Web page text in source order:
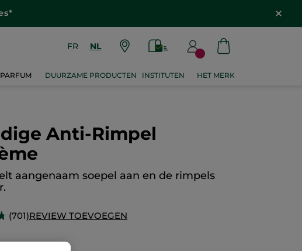
FR NL
PARFUM DUURZAME PRODUCTEN INSTITUTEN HET MERK
Anti-Rimpel
aangenaam soepel aan en de rimpels
(701)REVIEW TOEVOEGEN